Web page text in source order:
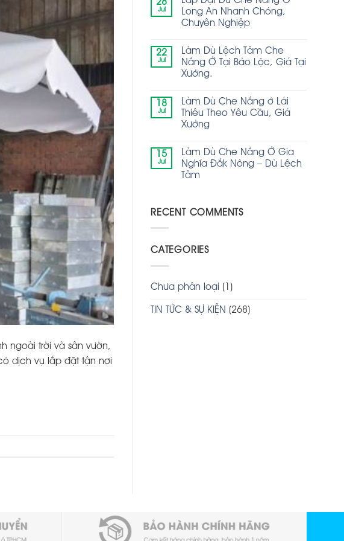
ngoài trời và sân vườn,
dịch vụ lắp đặt tận nơi
28
Jul
Long An Nhanh Chóng,
Chuyên Nghiệp
22
Jul
Làm Dù Lệch Tâm Che
Nắng Ở Tại Bảo Lộc, Giá Tại
Xưởng.
18
Jul
Làm Dù Che Nắng ở Lái
Thiêu Theo Yêu Cầu, Giá
Xưởng
15
Jul
Làm Dù Che Nắng Ở Gia
Nghĩa Đắk Nông – Dù Lệch
Tâm
RECENT COMMENTS
CATEGORIES
Chưa phân loại (1)
TIN TỨC & SỰ KIỆN (268)